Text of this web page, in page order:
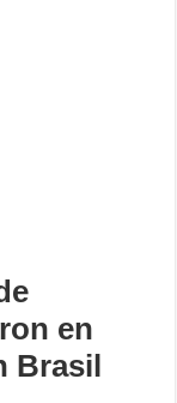
en
Brasil